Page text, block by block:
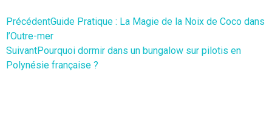
PrécédentGuide Pratique : La Magie de la Noix de Coco dans
l’Outre-mer
SuivantPourquoi dormir dans un bungalow sur pilotis en
Polynésie française ?